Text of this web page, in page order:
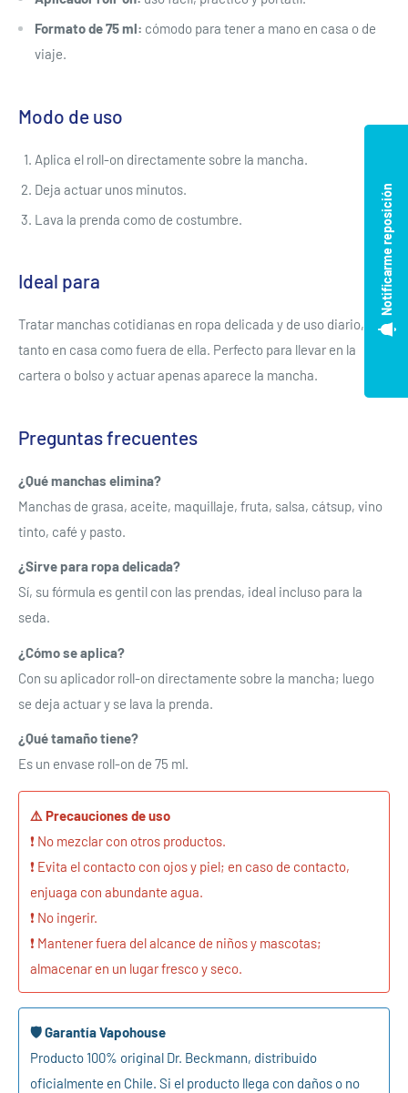
Formato de 75 ml: cómodo para tener a mano en casa o de
viaje.
Modo de uso
Aplica el roll-on directamente sobre la mancha.
Deja actuar unos minutos.
Lava la prenda como de costumbre.
Ideal para
Tratar manchas cotidianas en ropa delicada y de uso diario,
tanto en casa como fuera de ella. Perfecto para llevar en la
cartera o bolso y actuar apenas aparece la mancha.
Preguntas frecuentes
¿Qué manchas elimina?
Manchas de grasa, aceite, maquillaje, fruta, salsa, cátsup, vino
tinto, café y pasto.
¿Sirve para ropa delicada?
Sí, su fórmula es gentil con las prendas, ideal incluso para la
seda.
¿Cómo se aplica?
Con su aplicador roll-on directamente sobre la mancha; luego
se deja actuar y se lava la prenda.
¿Qué tamaño tiene?
Es un envase roll-on de 75 ml.
⚠️ Precauciones de uso
❗ No mezclar con otros productos.
❗ Evita el contacto con ojos y piel; en caso de contacto,
enjuaga con abundante agua.
❗ No ingerir.
❗ Mantener fuera del alcance de niños y mascotas;
almacenar en un lugar fresco y seco.
🛡️ Garantía Vapohouse
Producto 100% original Dr. Beckmann, distribuido
oficialmente en Chile. Si el producto llega con daños o no
Notificarme reposición
Se requiere iniciar sesión
Inicie sesión en su cuenta para agregar productos a su
lista de deseos y ver los artículos guardados
anteriormente.